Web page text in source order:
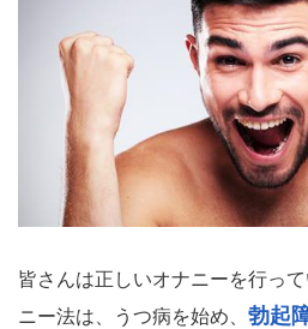
皆さんは正しいオナニーを行っ
ニー法は、うつ病を始め、 勃起